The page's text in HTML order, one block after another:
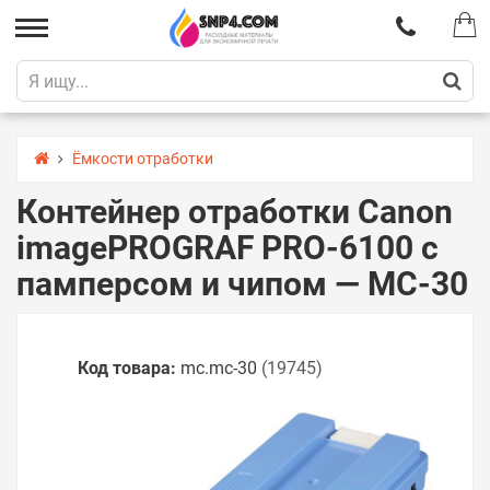
Ёмкости отработки
Контейнер отработки Canon
imagePROGRAF PRO-6100 с
памперсом и чипом — MC-30
Код товара: mc.mc-30 (19745)